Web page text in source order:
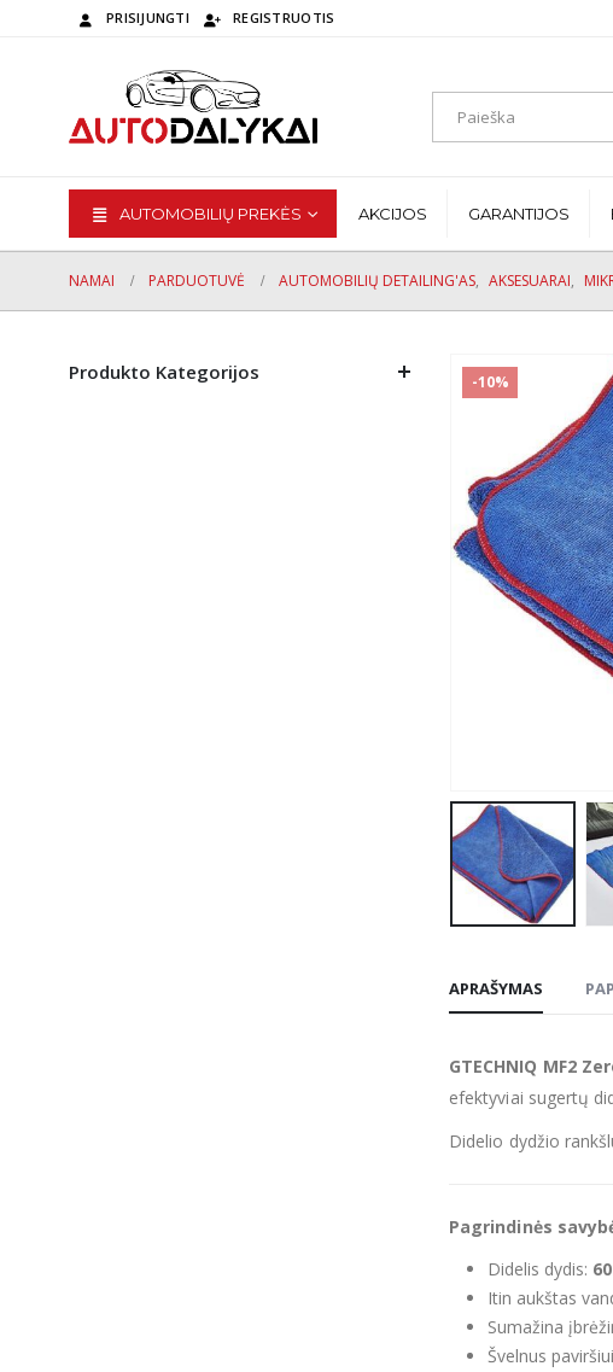
PRISIJUNGTI REGISTRUOTIS
AUTOMOBILIŲ PREKĖS AKCIJOS GARANTIJOS
NAMAI PARDUOTUVĖ AUTOMOBILIŲ DETAILING'AS, AKSESUARAI,
-10%
APRAŠYMAS
GTECHNIQ MF2
efektyviai sugertų
Didelio dydžio
Pagrindinės
Didelis dydis:
Itin aukštas
Sumažina
Švelnus
Produkto Kategorijos